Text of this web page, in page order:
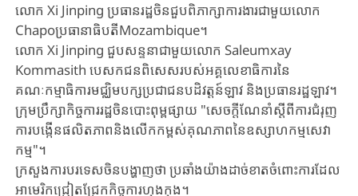
លោក Xi Jinping ប្រធានរដ្ឋចិនជួបពិភាក្សា​ការងារ​ជាមួយ​លោក
Chapoប្រធានាធិបតីMozambique។
លោក Xi Jinping ជួបសន្ទនាជាមួយលោក Saleumxay
Kommasith បេសកជនពិសេសរបស់​អគ្គលេខាធិការនៃ
គណៈកម្មាធិការមជ្ឈិម​បក្សប្រជាជនបដិវត្តន៍ឡាវ និង​ប្រធាន​រដ្ឋ​ឡាវ​​។
ក្រុមប្រឹក្សាកិច្ចការរដ្ឋចិនបោះពុម្ពផ្សាយ "សេចក្តីណែនាំស្តីពីការជំរុញ
ការបង្កើនផលិតភាពនិងលើកកម្ពស់គុណភាពនៃឧស្សាហកម្មសេវា
កម្ម"។
ក្រសួងការបរទេសចិនបង្ហាញថា ប្រឆាំងយ៉ាងដាច់ខាតចំពោះការដែល
អាមេរិកជ្រៀតជ្រែកកិច្ចការហុងកុង។